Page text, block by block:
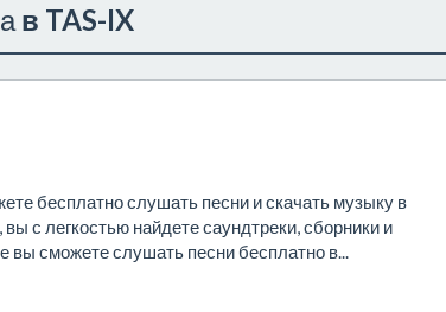
в TAS-IX
бесплатно слушать песни и скачать музыку в
с легкостью найдете саундтреки, сборники и
сможете слушать песни бесплатно в...